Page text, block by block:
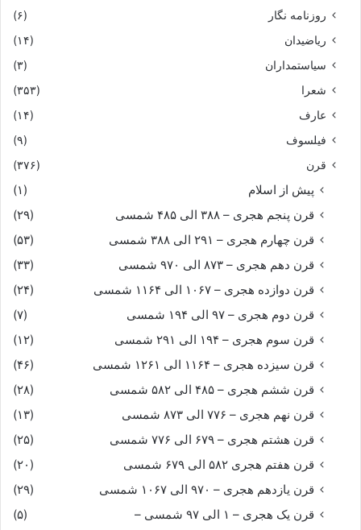
روزنامه نگار
(۶)
ریاضیدان
(۱۴)
سیاستمداران
(۳)
شعرا
(۳۵۳)
عارف
(۱۴)
فیلسوف
(۹)
قرن
(۳۷۶)
پیش از اسلام
(۱)
قرن پنجم هجری – ۳۸۸ الی ۴۸۵ شمسی
(۲۹)
قرن چهارم هجری – ۲۹۱ الی ۳۸۸ شمسی
(۵۳)
قرن دهم هجری – ۸۷۳ الی ۹۷۰ شمسی
(۳۳)
قرن دوازده هجری – ۱۰۶۷ الی ۱۱۶۴ شمسی
(۲۴)
قرن دوم هجری – ۹۷ الی ۱۹۴ شمسی
(۷)
قرن سوم هجری – ۱۹۴ الی ۲۹۱ شمسی
(۱۲)
قرن سیزده هجری – ۱۱۶۴ الی ۱۲۶۱ شمسی
(۴۶)
قرن ششم هجری – ۴۸۵ الی ۵۸۲ شمسی
(۲۸)
قرن نهم هجری – ۷۷۶ الی ۸۷۳ شمسی
(۱۳)
قرن هشتم هجری – ۶۷۹ الی ۷۷۶ شمسی
(۲۵)
قرن هفتم هجری ۵۸۲ الی ۶۷۹ شمسی
(۲۰)
قرن یازدهم هجری – ۹۷۰ الی ۱۰۶۷ شمسی
(۲۹)
قرن یک هجری – ۱ الی ۹۷ شمسی –
(۵)